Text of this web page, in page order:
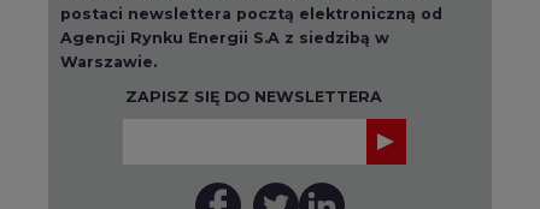
postaci newslettera pocztą elektroniczną od
Agencji Rynku Energii S.A z siedzibą w
Warszawie.
ZAPISZ SIĘ DO NEWSLETTERA